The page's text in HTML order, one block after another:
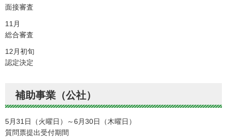
面接審査
11月
総合審査
12月初旬
認定決定
補助事業（公社）
5月31日（火曜日）～6月30日（木曜日）
質問票提出受付期間